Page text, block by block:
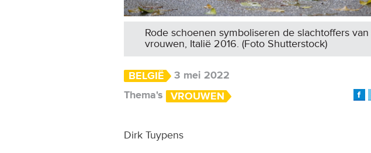
Rode schoenen symboliseren de slachtoffers
vrouwen, Italië 2016. (Foto Shutterstock)
BELGIË
3 mei 2022
Thema's
VROUWEN
Dirk Tuypens